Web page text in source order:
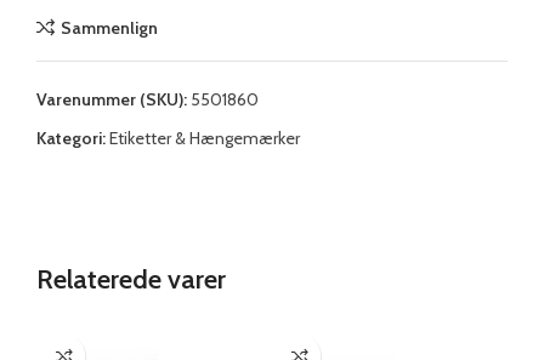
Sammenlign
Varenummer (SKU): 5501860
Kategori:Etiketter & Hængemærker
Relaterede varer